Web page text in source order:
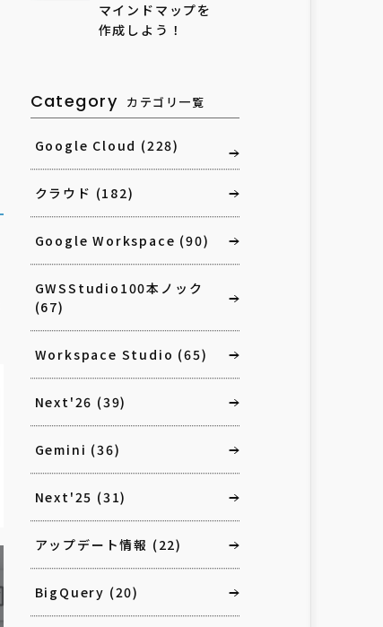
マインドマップを
作成しよう！
Category カテゴリ一覧
Google Cloud (228)
クラウド (182)
Google Workspace (90)
GWSStudio100本ノック
(67)
Workspace Studio (65)
Next'26 (39)
Gemini (36)
Next'25 (31)
アップデート情報 (22)
BigQuery (20)